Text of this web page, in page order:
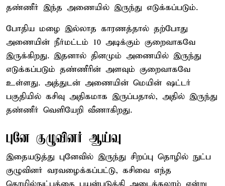
தண்ணீர் இந்த அணையில் இருந்து எடுக்கப்படும்.
போதிய மழை இல்லாத காரணத்தால் தற்போது
அணையின் நீர்மட்டம் 10 அடிக்கும் குறைவாகவே
இருக்கிறது. இதனால் தினமும் அணையில் இருந்து
எடுக்கப்படும் தண்ணீரின் அளவும் குறைவாகவே
உள்ளது. அத்துடன் அணையின் மெயின் ஷட்டர்
பகுதியில் கசிவு அதிகமாக இருப்பதால், அதில் இருந்து
தண்ணீர் வெளியேறி வீணாகிறது.
புனே குழுவினர் ஆய்வு
இதையடுத்து புனேவில் இருந்து சிறப்பு தொழில் நுட்ப
குழுவினர் வரவழைக்கப்பட்டு, கசிவை எந்த